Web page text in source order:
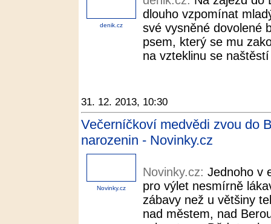
denik.cz
dlouho vzpomínat
své vysněné dovolené
psem, který se mu
na vzteklinu se
31. 12. 2013, 10:30
Večerníčkoví medvědi zvou do
narozenin - Novinky.cz
Novinky.cz
Novinky.cz: Jednoho v
pro výlet nesmírně
zábavy než u většiny
nad městem, nad